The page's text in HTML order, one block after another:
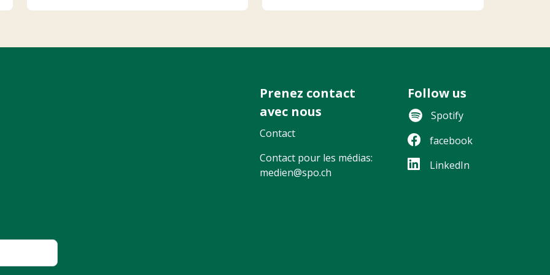
Prenez contact
avec nous
Contact
Contact pour les médias:
medien@spo.ch
Follow us
Spotify
facebook
LinkedIn